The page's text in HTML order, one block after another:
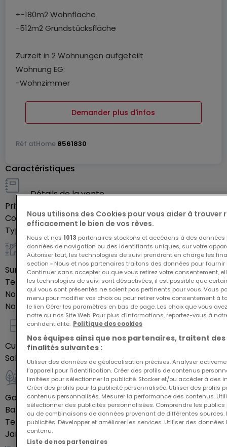
+-180m2 Wohnfläche
-512m2 Grundstücksfläche
Zurzeit in 2 Wohnungen aufgeteilt
Wohnung EG:
-Wohnzimmer
-Küche mit Ausgang zur Terrasse
-2 Schlafzimmer (ein weiteres Schlafzimmer im OG
Wohnung OG (vermietet):
-Wohn-Esszimmer mit Ausgang zum Balkon
-Küche
-kleines Duschbad
Garten
Garage
2 Stellplätze
Demander plus d'infos
Réf atHome 8561830
Caractéristiques
Détails de la vente
Prix de vente
Commission d'agence3,57%
Type de mandat
Général
Surface habitable180m²
Terrain5,12 ares
Nombre de pièces7
Nombre de chambres3
Intérieur
Cuisine séparéeOui
Salles de bains2
Extérieur
Garage1
BalconOui
TerrasseOui
JardinOui
Nous utilisons des Cookies pour vous aider à trouver
efficacement le bien de vos rêves.
Nous et nos 1013 partenaires stockons et accédons à des
données de navigation ou des identifiants uniques, sur votre
Autoriser tout, les technologies de suivi prendront en charge les
section « Nous et nos partenaires traitons des données pour fournir
Continuer sans accepter ou que vous retirez votre consentement,
les technologies de suivi sont désactivées, il est possible que
qui vous sont présentés ne soient pas pertinents pour vous. Vous
menu pour modifier vos choix ou pour retirer votre consentement à
le lien Gérer les paramètres en bas de page. Les choix que vous
notre ou nos Site Web. Pour plus d’informations, reportez-vous à
confidentialité. Politique des cookies
Nos équipes ainsi que nos partenaires, traitent
finalités suivantes :
Utiliser des données de géolocalisation précises. Analyser
l’appareil pour l’identification. Créer des profils de contenus
limitées pour sélectionner la publicité. Stocker et/ou accéder à des
Créer des profils pour la publicité personnalisée. Utiliser des profils
contenus personnalisés. Mesurer la performance des contenus.
sélectionner des publicités personnalisées. Comprendre les
ou de combinaisons de données provenant de différentes sources.
publicités. Développer et améliorer les services. Utiliser des
contenu.
Liste de nos partenaires